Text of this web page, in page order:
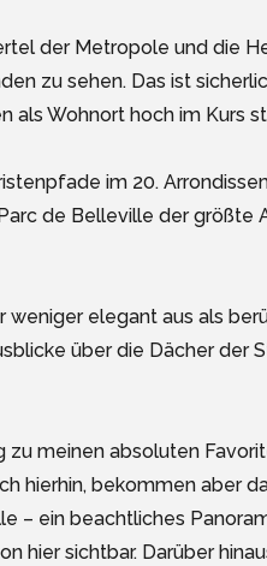
der Metropole und die
zu sehen. Das ist
als Wohnort hoch im Kurs
im 20.
de Belleville der größte
elegant aus als
über die Dächer der
meinen absoluten
hierhin, bekommen aber
– ein beachtliches
hier sichtbar. Darüber